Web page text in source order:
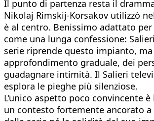
Il punto di partenza resta il
Nikolaj Rimskij-Korsakov utilizzò
è al centro. Benissimo adattato
come una lunga confessione:
serie riprende questo impianto,
approfondimento graduale, dei
guadagnare intimità. Il Salieri
esplora le pieghe più silenziose.
L’unico aspetto poco
un contesto fortemente ancorato